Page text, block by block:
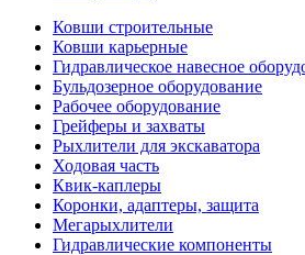
Ковши строительные
Ковши карьерные
Гидравлическое навесное
Бульдозерное оборудование
Рабочее оборудование
Грейферы и захваты
Рыхлители для экскаватора
Ходовая часть
Квик-каплеры
Коронки, адаптеры, защита
Мегарыхлители
Гидравлические компоненты